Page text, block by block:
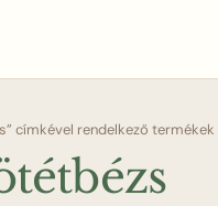
címkével rendelkező termékek